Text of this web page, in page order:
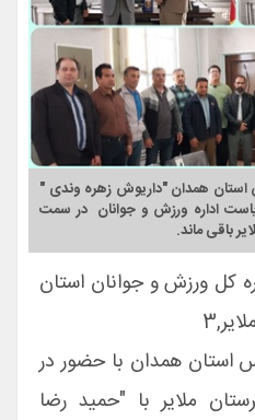
همدان "داریوش زهره وندی "
اداره ورزش و جوانان در سمت
باقی ماند.
کل ورزش و جوانان استان
همدان با حضور در
ملایر با "حمید رضا